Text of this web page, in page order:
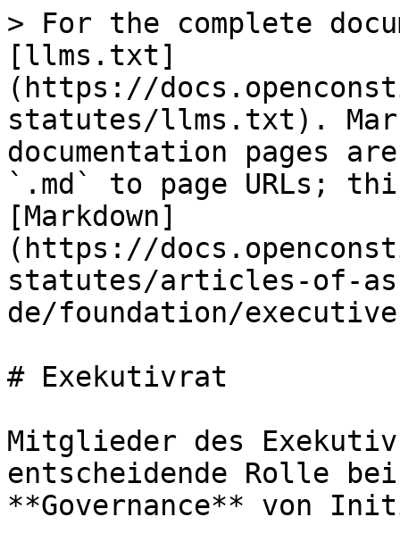
> For the complete
[llms.txt]
(https://
statutes/llms.txt).
documentation pages
`.md` to page URLs;
[Markdown]
(https://
statutes/articles-of-
de/foundation/
# Exekutivrat
Mitglieder des
entscheidende Rolle bei
**Governance** von